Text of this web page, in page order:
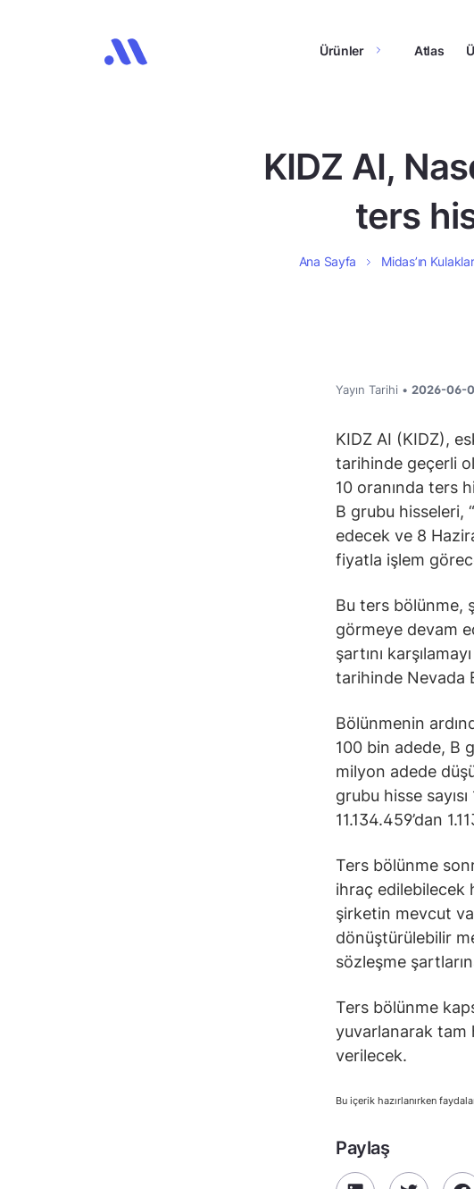
Ürünler Atlas
KIDZ AI,
ters
Ana Sayfa Midas’ın
Yayın Tarihi • 2026-06-
KIDZ AI (KIDZ),
tarihinde geçerli
10 oranında ters
B grubu hisseleri,
edecek ve 8
fiyatla işlem
Bu ters bölünme,
görmeye devam
şartını
tarihinde Nevada
Bölünmenin
100 bin adede, B
milyon adede
grubu hisse sayısı
11.134.459’dan
Ters bölünme
ihraç edilebilecek
şirketin mevcut
dönüştürülebilir
sözleşme
Ters bölünme
yuvarlanarak tam
verilecek.
Bu içerik hazırlanırken
Paylaş